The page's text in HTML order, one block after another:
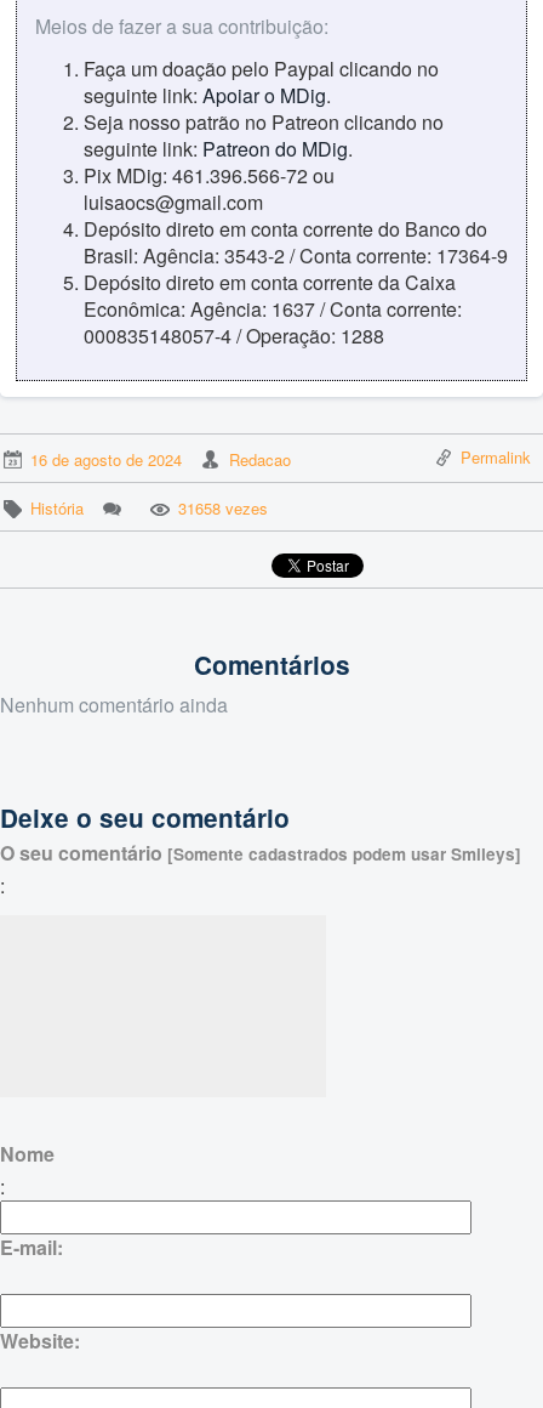
Meios de fazer a sua contribuição:
Faça um doação pelo Paypal clicando no
seguinte link: Apoiar o MDig.
Seja nosso patrão no Patreon clicando no
seguinte link: Patreon do MDig.
Pix MDig: 461.396.566-72 ou
luisaocs@gmail.com
Depósito direto em conta corrente do Banco do
Brasil: Agência: 3543-2 / Conta corrente: 17364-9
Depósito direto em conta corrente da Caixa
Econômica: Agência: 1637 / Conta corrente:
000835148057-4 / Operação: 1288
16 de agosto de 2024 Redacao Permalink
História 31658 vezes
Comentários
Nenhum comentário ainda
Deixe o seu comentário
O seu comentário [Somente cadastrados podem usar Smileys]
:
Nome
:
E-mail:
Website: